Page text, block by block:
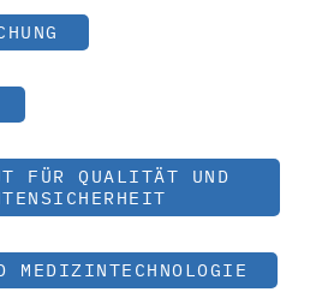
FÜR QUALITÄT UND
MEDIZINTECHNOLOGIE